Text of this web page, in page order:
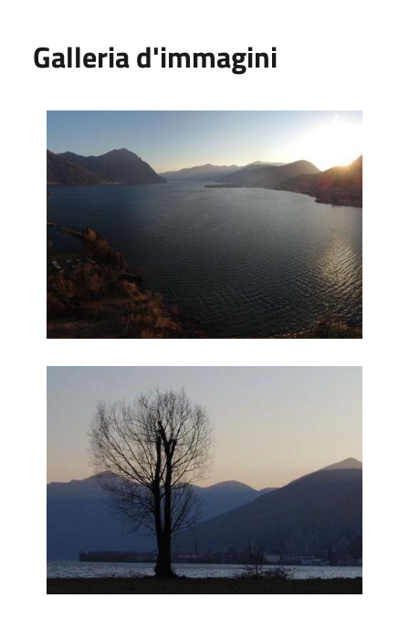
Galleria d'immagini